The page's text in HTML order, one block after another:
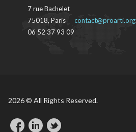
7 rue Bachelet
75018, Paris
06 52 37 93 09
contact@proarti.org
2026 © All Rights Reserved.